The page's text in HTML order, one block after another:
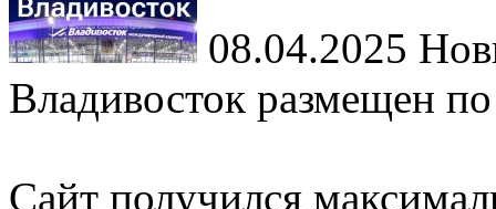
08.04.2025
Владивосток размещен
Сайт получился